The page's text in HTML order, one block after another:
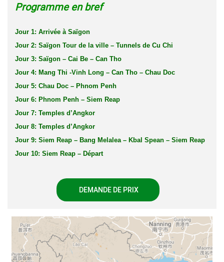
Programme en bref
Jour 1: Arrivée à Saïgon
Jour 2: Saïgon Tour de la ville – Tunnels de Cu Chi
Jour 3: Saïgon – Cai Be – Can Tho
Jour 4: Mang Thi -Vinh Long – Can Tho – Chau Doc
Jour 5: Chau Doc – Phnom Penh
Jour 6: Phnom Penh – Siem Reap
Jour 7: Temples d’Angkor
Jour 8: Temples d’Angkor
Jour 9: Siem Reap – Bang Melalea – Kbal Spean – Siem Reap
Jour 10: Siem Reap – Départ
DEMANDE DE PRIX